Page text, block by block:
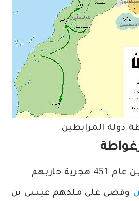
دولة المرابطين
حاربهم
وقضى على ملكهم عيسى بن